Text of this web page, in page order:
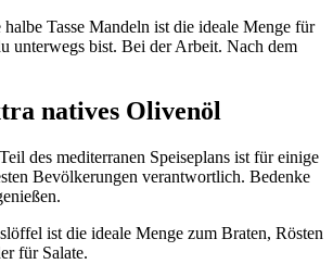
halbe Tasse Mandeln ist die ideale Menge für
unterwegs bist. Bei der Arbeit. Nach dem
natives Olivenöl
des mediterranen Speiseplans ist für einige
Bevölkerungen verantwortlich. Bedenke
ist die ideale Menge zum Braten, Rösten
für Salate.